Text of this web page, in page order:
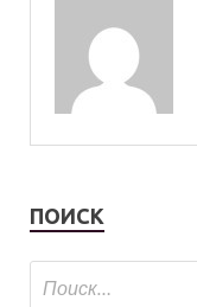
ПОИСК